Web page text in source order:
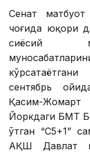
Сенат матбуот
чоғида юқори
сиёсий
сентябрь
Қасим-
Йоркдаги БМТ
ўтган “C5+1”
АҚШ Давлат